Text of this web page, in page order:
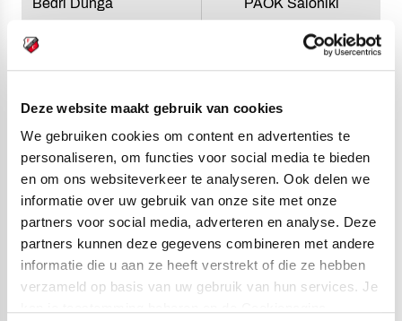
Deze website maakt gebruik van cookies
We gebruiken cookies om content en advertenties te
personaliseren, om functies voor social media te bieden
en om ons websiteverkeer te analyseren. Ook delen we
informatie over uw gebruik van onze site met onze
partners voor social media, adverteren en analyse. Deze
partners kunnen deze gegevens combineren met andere
informatie die u aan ze heeft verstrekt of die ze hebben
verzameld op basis van uw gebruik van hun services. Je
Bedri Dunga PAOK Saloniki
Charalampos Kostoulas Olympiakos Piraeus
Alexandros Tzamalis Olympiakos Piraeus
Dimitrios Berdos PAOK Saloniki
Christos Michailidis Olympiakos Piraeus
Christos Filis Olympiakos Piraeus